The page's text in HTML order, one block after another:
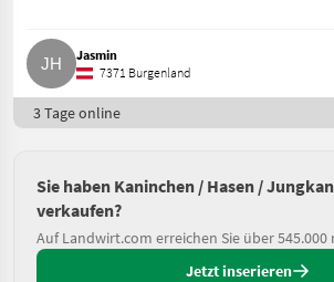
Jasmin
7371 Burgenland
3 Tage online
Sie haben Kaninchen / Hasen /
verkaufen?
Auf Landwirt.com erreichen Sie über
Jetzt inserieren